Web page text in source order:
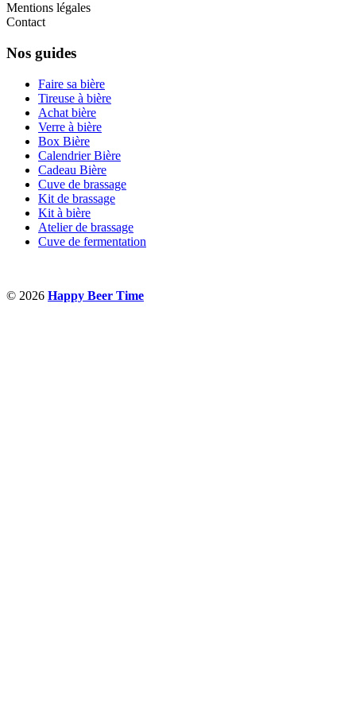
Mentions légales
Contact
Nos guides
Faire sa bière
Tireuse à bière
Achat bière
Verre à bière
Box Bière
Calendrier Bière
Cadeau Bière
Cuve de brassage
Kit de brassage
Kit à bière
Atelier de brassage
Cuve de fermentation
© 2026 Happy Beer Time